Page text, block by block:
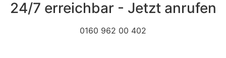
24/7 erreichbar - Jetzt anrufen
0160 962 00 402